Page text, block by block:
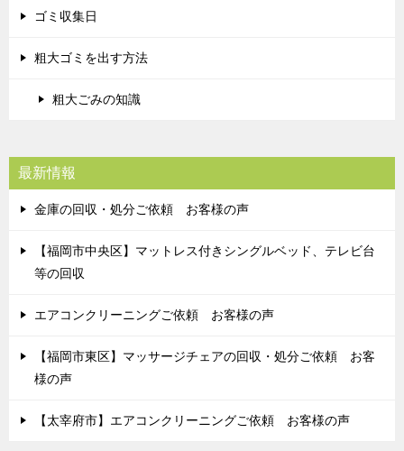
ゴミ収集日
粗大ゴミを出す方法
粗大ごみの知識
最新情報
金庫の回収・処分ご依頼 お客様の声
【福岡市中央区】マットレス付きシングルベッド、テレビ台
等の回収
エアコンクリーニングご依頼 お客様の声
【福岡市東区】マッサージチェアの回収・処分ご依頼 お客
様の声
【太宰府市】エアコンクリーニングご依頼 お客様の声